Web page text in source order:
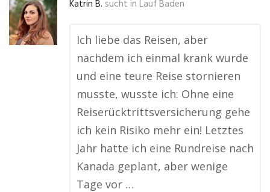
Katrin B. sucht in Lauf Baden
Ich liebe das Reisen, aber
nachdem ich einmal krank wurde
und eine teure Reise stornieren
musste, wusste ich: Ohne eine
Reiserücktrittsversicherung gehe
ich kein Risiko mehr ein! Letztes
Jahr hatte ich eine Rundreise nach
Kanada geplant, aber wenige
Tage vor …